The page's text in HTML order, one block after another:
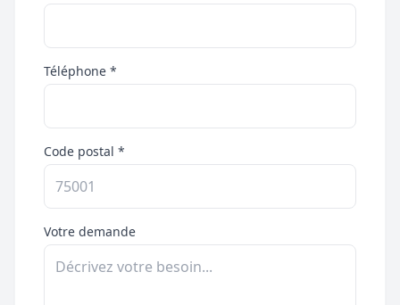
Téléphone *
Code postal *
Votre demande